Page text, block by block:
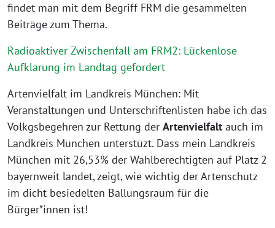
findet man mit dem Begriff FRM die gesammelten
Beiträge zum Thema.
Radioaktiver Zwischenfall am FRM2: Lückenlose
Aufklärung im Landtag gefordert
Artenvielfalt im Landkreis München: Mit
Veranstaltungen und Unterschriftenlisten habe ich das
Volkgsbegehren zur Rettung der Artenvielfalt auch im
Landkreis München unterstüzt. Dass mein Landkreis
München mit 26,53% der Wahlberechtigten auf Platz 2
bayernweit landet, zeigt, wie wichtig der Artenschutz
im dicht besiedelten Ballungsraum für die
Bürger*innen ist!